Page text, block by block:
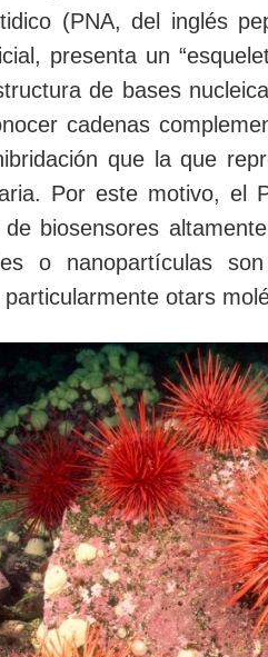
(PNA, del inglés
presenta un
de bases
cadenas
que la que
Por este motivo, el
biosensores
o nanopartículas
otars